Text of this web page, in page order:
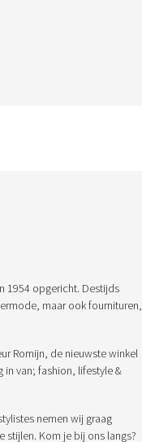
1954 opgericht. Destijds
maar ook fournituren,
Romijn, de nieuwste winkel
in van; fashion, lifestyle &
nemen wij graag
Kom je bij ons langs?